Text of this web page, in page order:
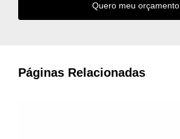
Quero meu orçamento
Páginas Relacionadas